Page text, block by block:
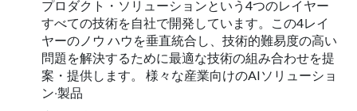
プロダクト・ソリューションという4つのレイヤー
すべての技術を自社で開発しています。この4レイ
ヤーのノウ ハウを垂直統合し、技術的難易度の高い
問題を解決するために最適な技術の組み合わせを提
案・提供します。 様々な産業向けのAIソリューショ
ン‧製品